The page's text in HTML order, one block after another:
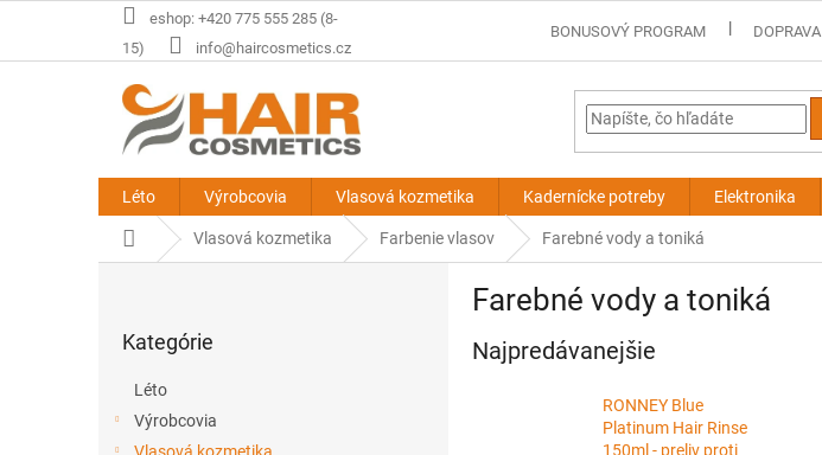
eshop: +420 775 555 285 (8-
15)
info@haircosmetics.cz
BONUSOVÝ PROGRAM DOPRAVA
Léto Výrobcovia Vlasová kozmetika Kadernícke potreby Elektronika
DomovVlasová kozmetika Farbenie vlasov Farebné vody a toniká
kategórie
Kategórie
Léto
Výrobcovia
Farebné vody a toniká
Najpredávanejšie
RONNEY Blue
Platinum Hair Rinse
150ml - preliv proti